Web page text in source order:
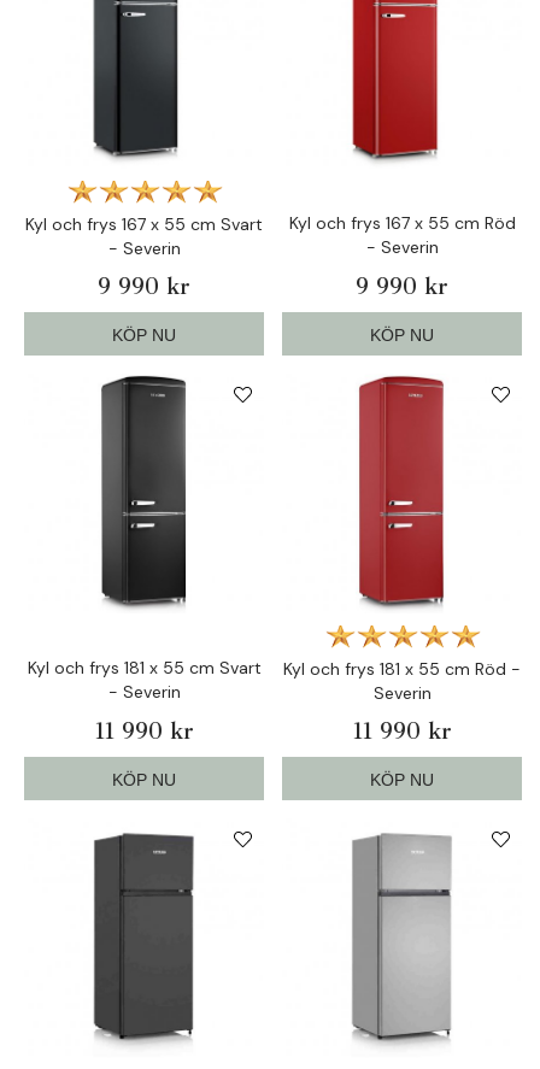
Kyl och frys 167 x 55 cm Svart
- Severin
9 990 kr
KÖP NU
Kyl och frys 167 x 55 cm Röd
- Severin
9 990 kr
KÖP NU
Kyl och frys 181 x 55 cm Svart
- Severin
11 990 kr
KÖP NU
Kyl och frys 181 x 55 cm Röd -
Severin
11 990 kr
KÖP NU